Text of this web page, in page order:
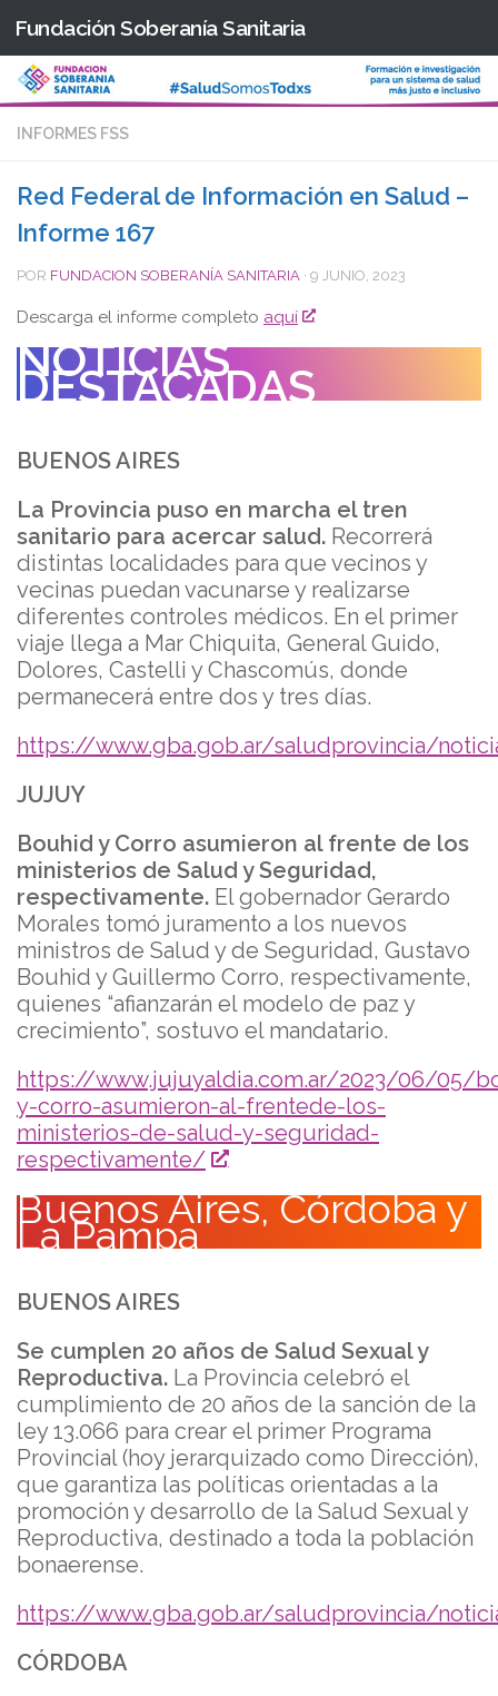
Saltar al contenido
Fundación Soberanía Sanitaria
INFORMES FSS
Red Federal de Información en Salud –
Informe 167
POR FUNDACION SOBERANÍA SANITARIA · 9 JUNIO, 2023
Descarga el informe completo aquí
NOTICIAS
DESTACADAS
BUENOS AIRES
La Provincia puso en marcha el tren
sanitario para acercar salud. Recorrerá
distintas localidades para que vecinos y
vecinas puedan vacunarse y realizarse
diferentes controles médicos. En el primer
viaje llega a Mar Chiquita, General Guido,
Dolores, Castelli y Chascomús, donde
permanecerá entre dos y tres días.
https://www.gba.gob.ar/saludprovincia/
JUJUY
Bouhid y Corro asumieron al frente de los
ministerios de Salud y Seguridad,
respectivamente. El gobernador Gerardo
Morales tomó juramento a los nuevos
ministros de Salud y de Seguridad, Gustavo
Bouhid y Guillermo Corro, respectivamente,
quienes “afianzarán el modelo de paz y
crecimiento”, sostuvo el mandatario.
https://www.jujuyaldia.com.ar/2023/06/05/
y-corro-asumieron-al-frentede-los-
ministerios-de-salud-y-seguridad-
respectivamente/
Buenos Aires, Córdoba y
La Pampa
BUENOS AIRES
Se cumplen 20 años de Salud Sexual y
Reproductiva. La Provincia celebró el
cumplimiento de 20 años de la sanción de la
ley 13.066 para crear el primer Programa
Provincial (hoy jerarquizado como Dirección),
que garantiza las políticas orientadas a la
promoción y desarrollo de la Salud Sexual y
Reproductiva, destinado a toda la población
bonaerense.
https://www.gba.gob.ar/saludprovincia/
CÓRDOBA